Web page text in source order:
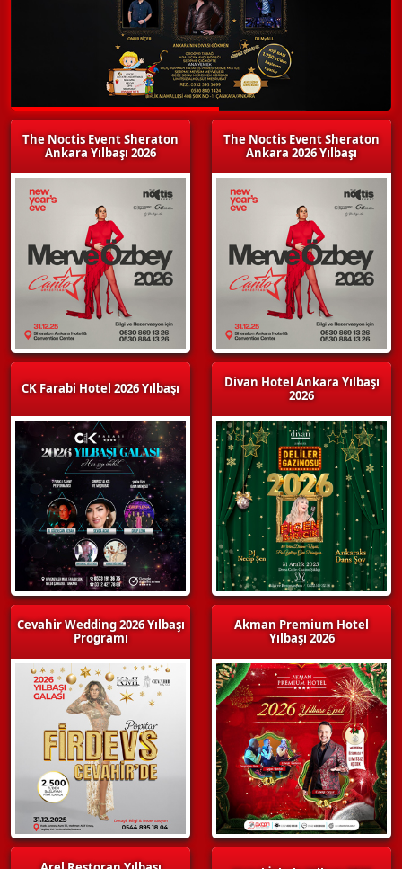
The Noctis Event Sheraton
Ankara Yılbaşı 2026
CK Farabi Hotel 2026 Yılbaşı
Cevahir Wedding 2026 Yılbaşı
Programı
The Noctis Event Sheraton
Ankara 2026 Yılbaşı
Divan Hotel Ankara Yılbaşı
2026
Akman Premium Hotel
Yılbaşı 2026